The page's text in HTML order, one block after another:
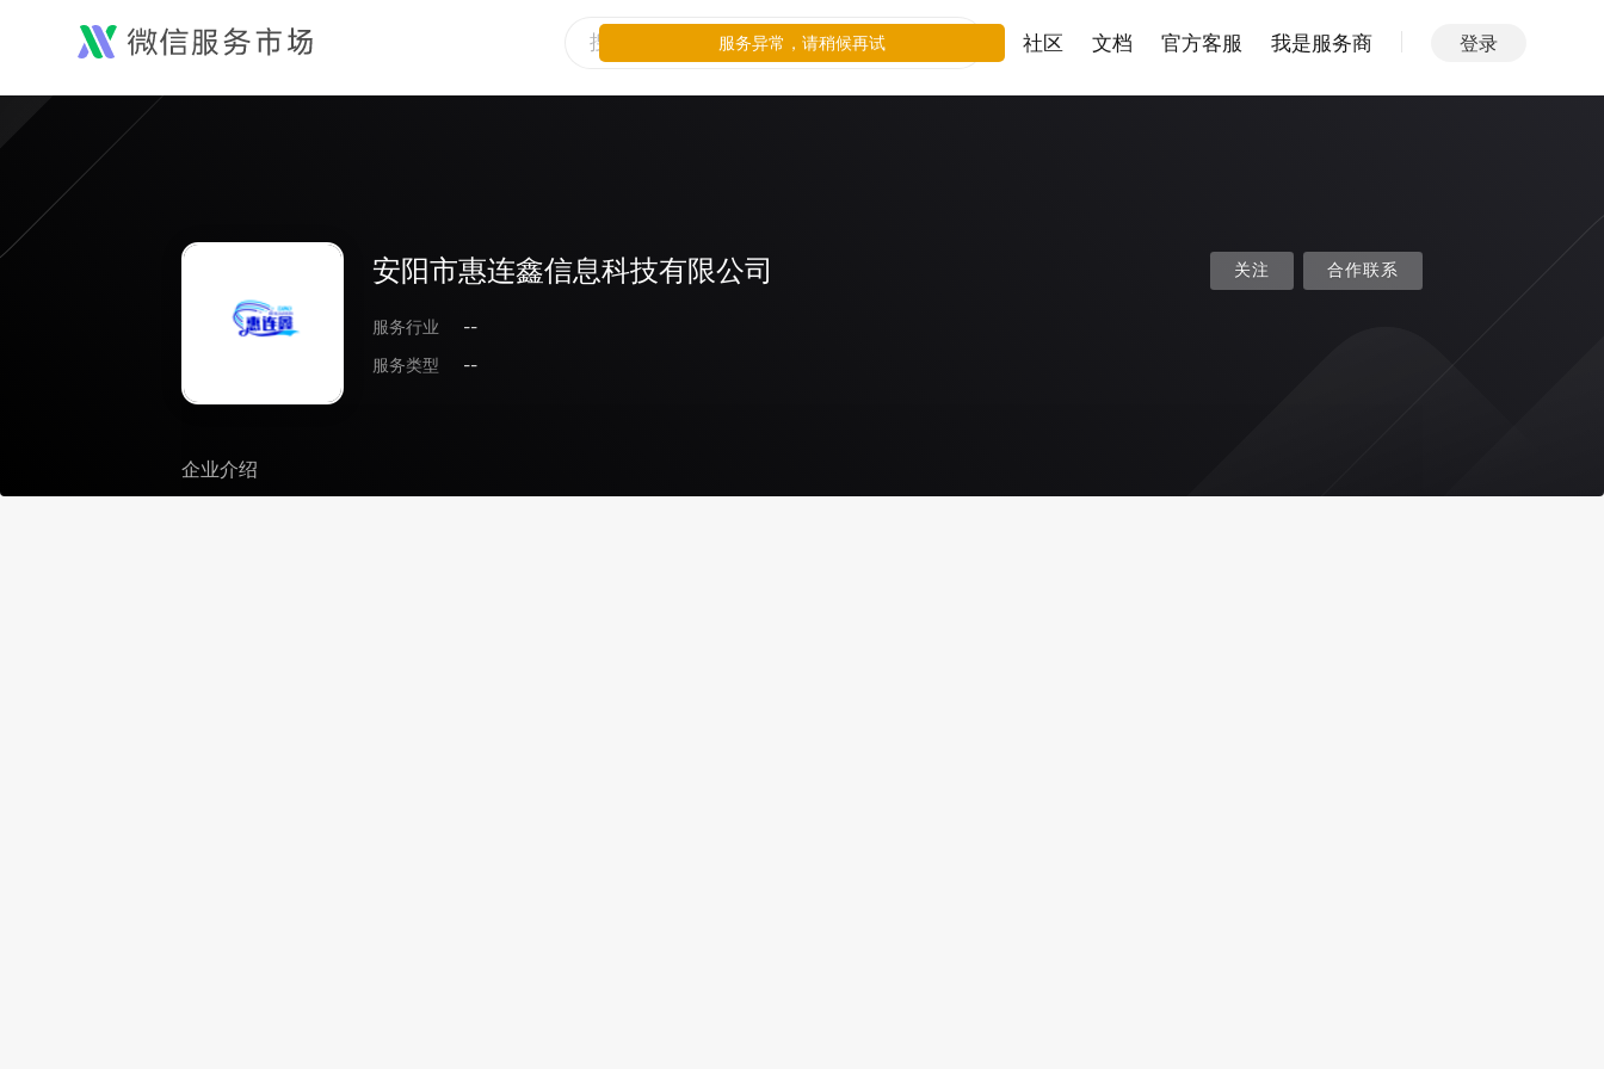
社区 文档 官方客服 我是服务商 登录
安阳市惠连鑫信息科技有限公司
服务行业
--
服务类型
--
关注 合作联系
企业介绍
服务异常，请稍候再试